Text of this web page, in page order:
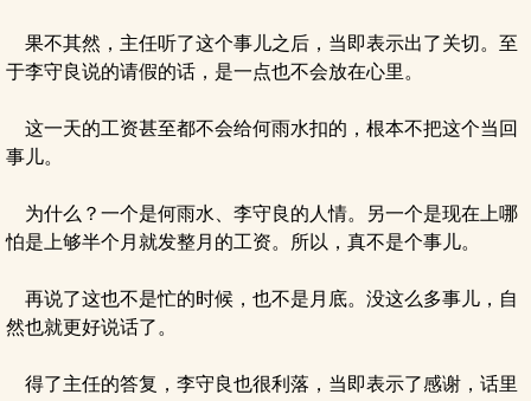
果不其然，主任听了这个事儿之后，当即表示出了关切。至
于李守良说的请假的话，是一点也不会放在心里。
这一天的工资甚至都不会给何雨水扣的，根本不把这个当回
事儿。
为什么？一个是何雨水、李守良的人情。另一个是现在上哪
怕是上够半个月就发整月的工资。所以，真不是个事儿。
再说了这也不是忙的时候，也不是月底。没这么多事儿，自
然也就更好说话了。
得了主任的答复，李守良也很利落，当即表示了感谢，话里